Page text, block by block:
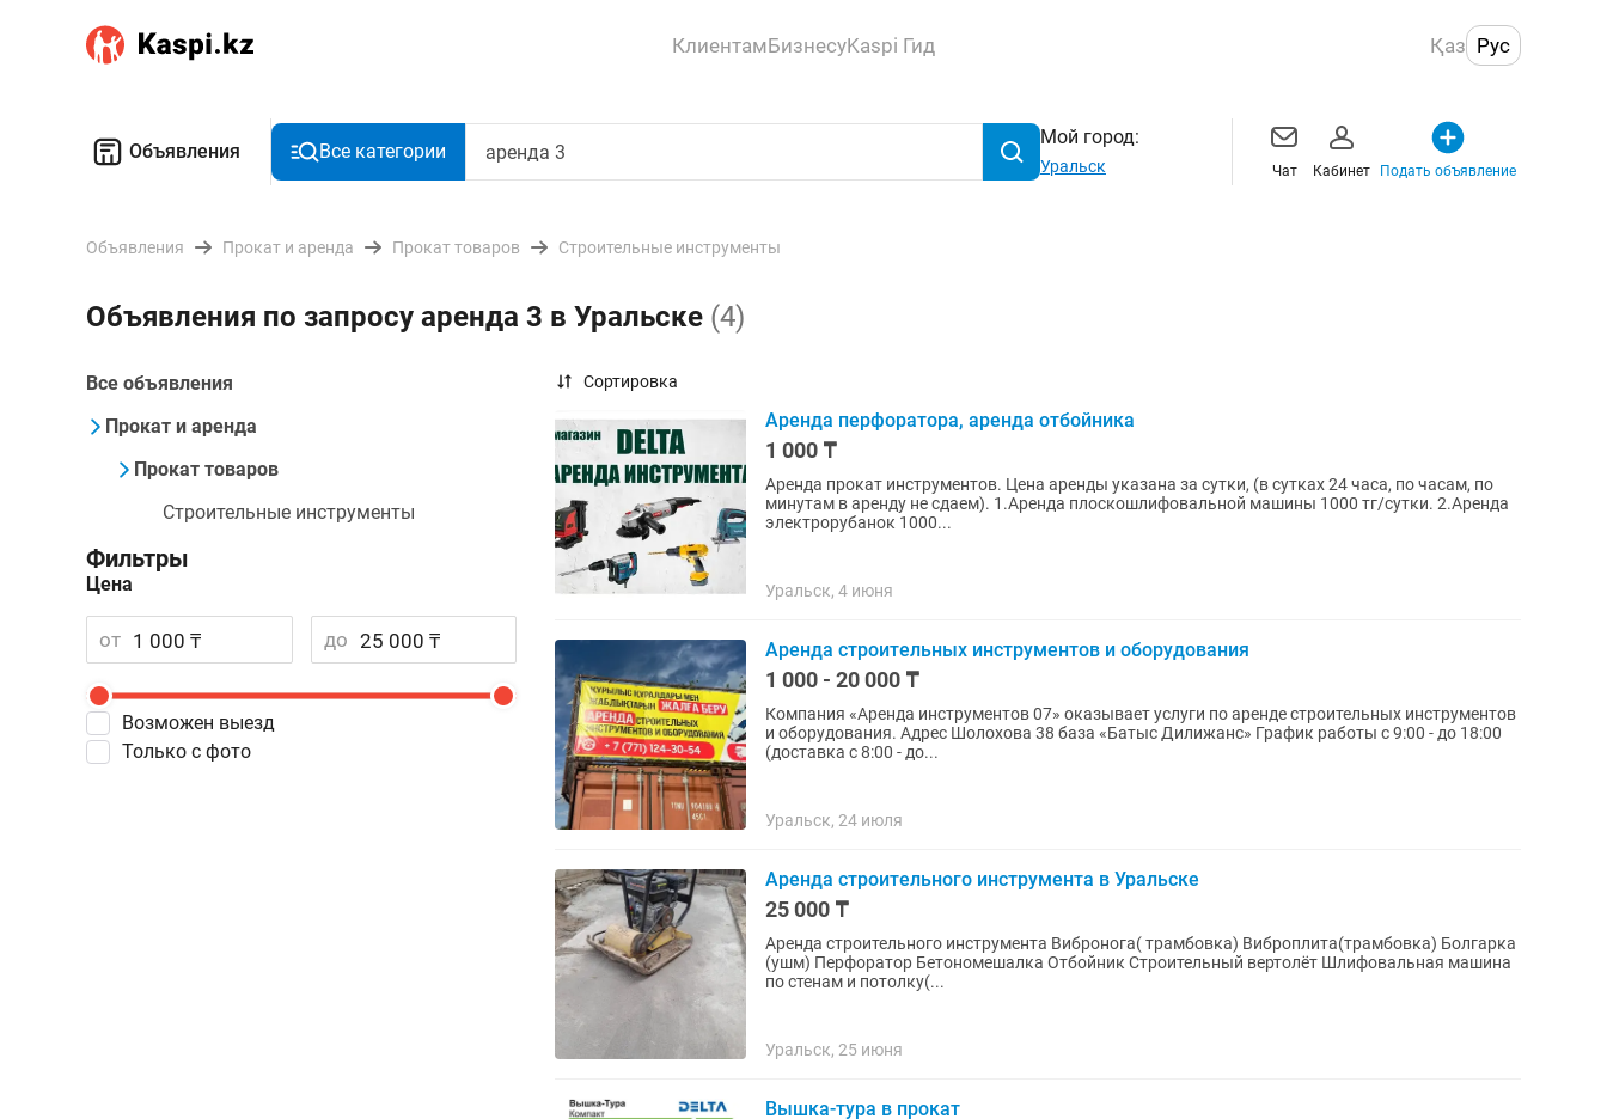
КлиентамБизнесуKaspi Гид Қаз Рус
Объявления Все категории
Мой город:
Уральск Чат Кабинет Подать объявление
Объявления Прокат и аренда Прокат товаров Строительные инструменты
Объявления по запросу аренда 3 в Уральске (4)
Все объявления
Прокат и аренда
Прокат товаров
Строительные инструменты
Фильтры
Цена
от до
Возможен выезд
Только с фото
Сортировка
Аренда перфоратора, аренда отбойника
1 000 ₸
Аренда прокат инструментов. Цена аренды указана за сутки, (в сутках 24 часа, по часам, по
минутам в аренду не сдаем). 1.Аренда плоскошлифовальной машины 1000 тг/сутки. 2.Аренда
электрорубанок 1000...
Уральск, 4 июня
Аренда строительных инструментов и оборудования
1 000 - 20 000 ₸
Компания «Аренда инструментов 07» оказывает услуги по аренде строительных инструментов
и оборудования. Адрес Шолохова 38 база «Батыс Дилижанс» График работы с 9:00 - до 18:00
(доставка с 8:00 - до...
Уральск, 24 июля
Аренда строительного инструмента в Уральске
25 000 ₸
Аренда строительного инструмента Вибронога( трамбовка) Виброплита(трамбовка) Болгарка
(ушм) Перфоратор Бетономешалка Отбойник Строительный вертолёт Шлифовальная машина
по стенам и потолку(...
Уральск, 25 июня
Вышка-тура в прокат